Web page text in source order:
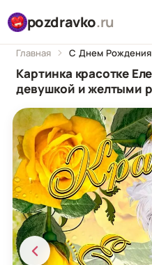
pozdravko.ru
Главная С Днем
Картинка красотке
девушкой и желтыми